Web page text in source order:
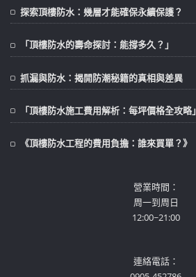
探索頂樓防水：幾層才能確保永續保護？
「頂樓防水的壽命探討：能撐多久？」
抓漏與防水：揭開防潮秘籍的真相與差異
「頂樓防水施工費用解析：每坪價格全攻略」
《頂樓防水工程的費用負擔：誰來買單？》
營業時間：
周一到周日
12:00~21:00
連絡電話：